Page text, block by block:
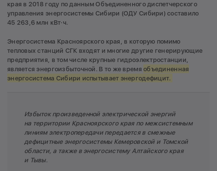
края в 2018 году по данным Объединенного диспетчерского
управления энергосистемы Сибири (ОДУ Сибири) составило
45 263,6 млн кВт·ч.
Энергосистема Красноярского края, в которую помимо
тепловых станций СГК входят и многие другие генерирующие
предприятия, в том числе крупные гидроэлектростанции,
является энергоизбыточной. В то же времяобъединенная
энергосистема Сибири испытывает энергодефицит.
Избыток произведенной электрической энергий
на территории Красноярского края по межсистемным
линиям электропередачи передается в смежные
дефицитные энергосистемы Кемеровской и Томской
области, а также в энергосистему Алтайского края
и Тывы.